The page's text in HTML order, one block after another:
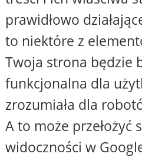
prawidłowo
to niektóre z
Twoja strona będzie
funkcjonalna dla
zrozumiała dla
A to może przełożyć
widoczności w